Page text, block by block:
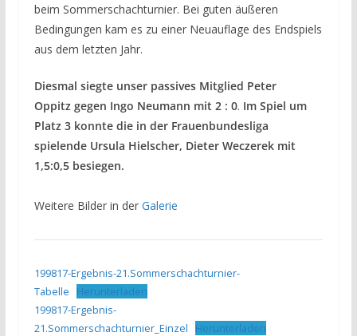
beim Sommerschachturnier. Bei guten äußeren
Bedingungen kam es zu einer Neuauflage des Endspiels
aus dem letzten Jahr.
Diesmal siegte unser passives Mitglied Peter
Oppitz gegen Ingo Neumann mit 2 : 0. Im Spiel um
Platz 3 konnte die in der Frauenbundesliga
spielende Ursula Hielscher, Dieter Weczerek mit
1,5:0,5 besiegen.
Weitere Bilder in der Galerie
199817-Ergebnis-21.Sommerschachturnier-
Tabelle
Herunterladen
199817-Ergebnis-
21.Sommerschachturnier_Einzel
Herunterladen